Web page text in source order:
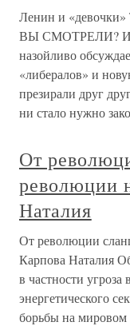
Ленин и
ВЫ СМОТРЕЛИ?
назойливо
«либералов» и
презирали друг
ни стало нужно
От
революции
Наталия
От революции
Карпова Наталия
в частности
энергетического
борьбы на